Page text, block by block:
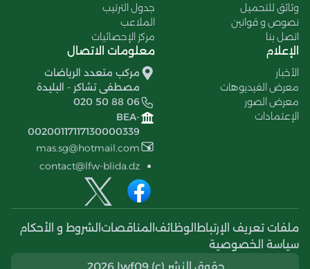
وثائق للتحميل
نصوص و قوانين
اتصل بنا
جدول الترتيب
الملاعب
مركز الإحصائيات
الإعلام
الأخبار
معرض الفيديوهات
معرض الصور
الإعتمادات
معلومات الاتصال
مركب متعدد الرياضات
مصطفى تشاكر - البليدة
020 50 88 06
BEA-
00200117117130000339
mas.sg@hotmail.com
contact@lfw-blida.dz
ملفات تعريف الإرتباط الوظائف المناقصات الشروط و الأحكام
سياسة الخصوصية